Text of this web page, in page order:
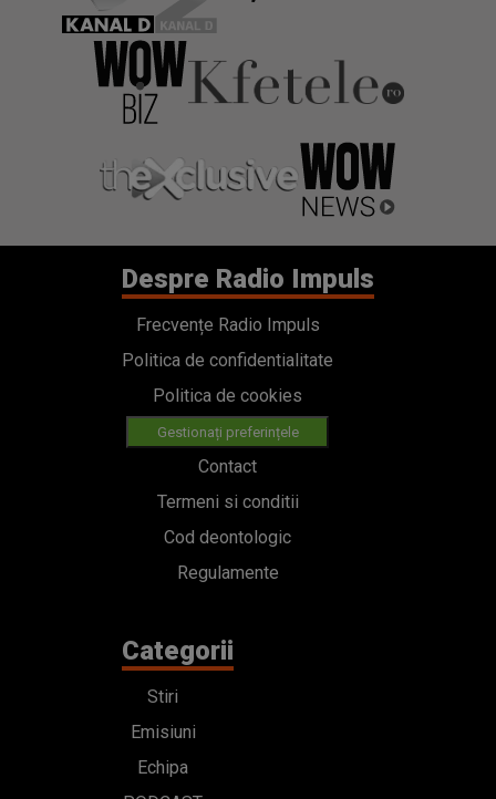
Despre Radio Impuls
Frecvențe Radio Impuls
Politica de confidentialitate
Politica de cookies
Gestionați preferințele
Contact
Termeni si conditii
Cod deontologic
Regulamente
Categorii
Stiri
Emisiuni
Echipa